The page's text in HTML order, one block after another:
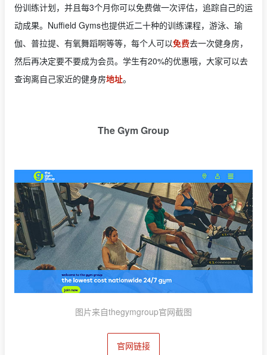
份训练计划，并且每3个月你可以免费做一次评估，追踪自己的运
动成果。Nuffield Gyms也提供近二十种的训练课程，游泳、瑜
伽、普拉提、有氧舞蹈啊等等，每个人可以免费去一次健身房，
然后再决定要不要成为会员。学生有20%的优惠哦，大家可以去
查询离自己家近的健身房地址。
The Gym Group
图片来自thegymgroup官网截图
官网链接